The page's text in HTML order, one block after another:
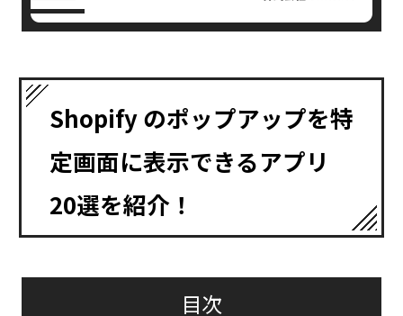
Shopify のポップアップを特
定画面に表示できるアプリ
20選を紹介！
目次